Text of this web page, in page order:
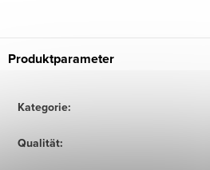
Produktparameter
Kategorie:
Qualität: